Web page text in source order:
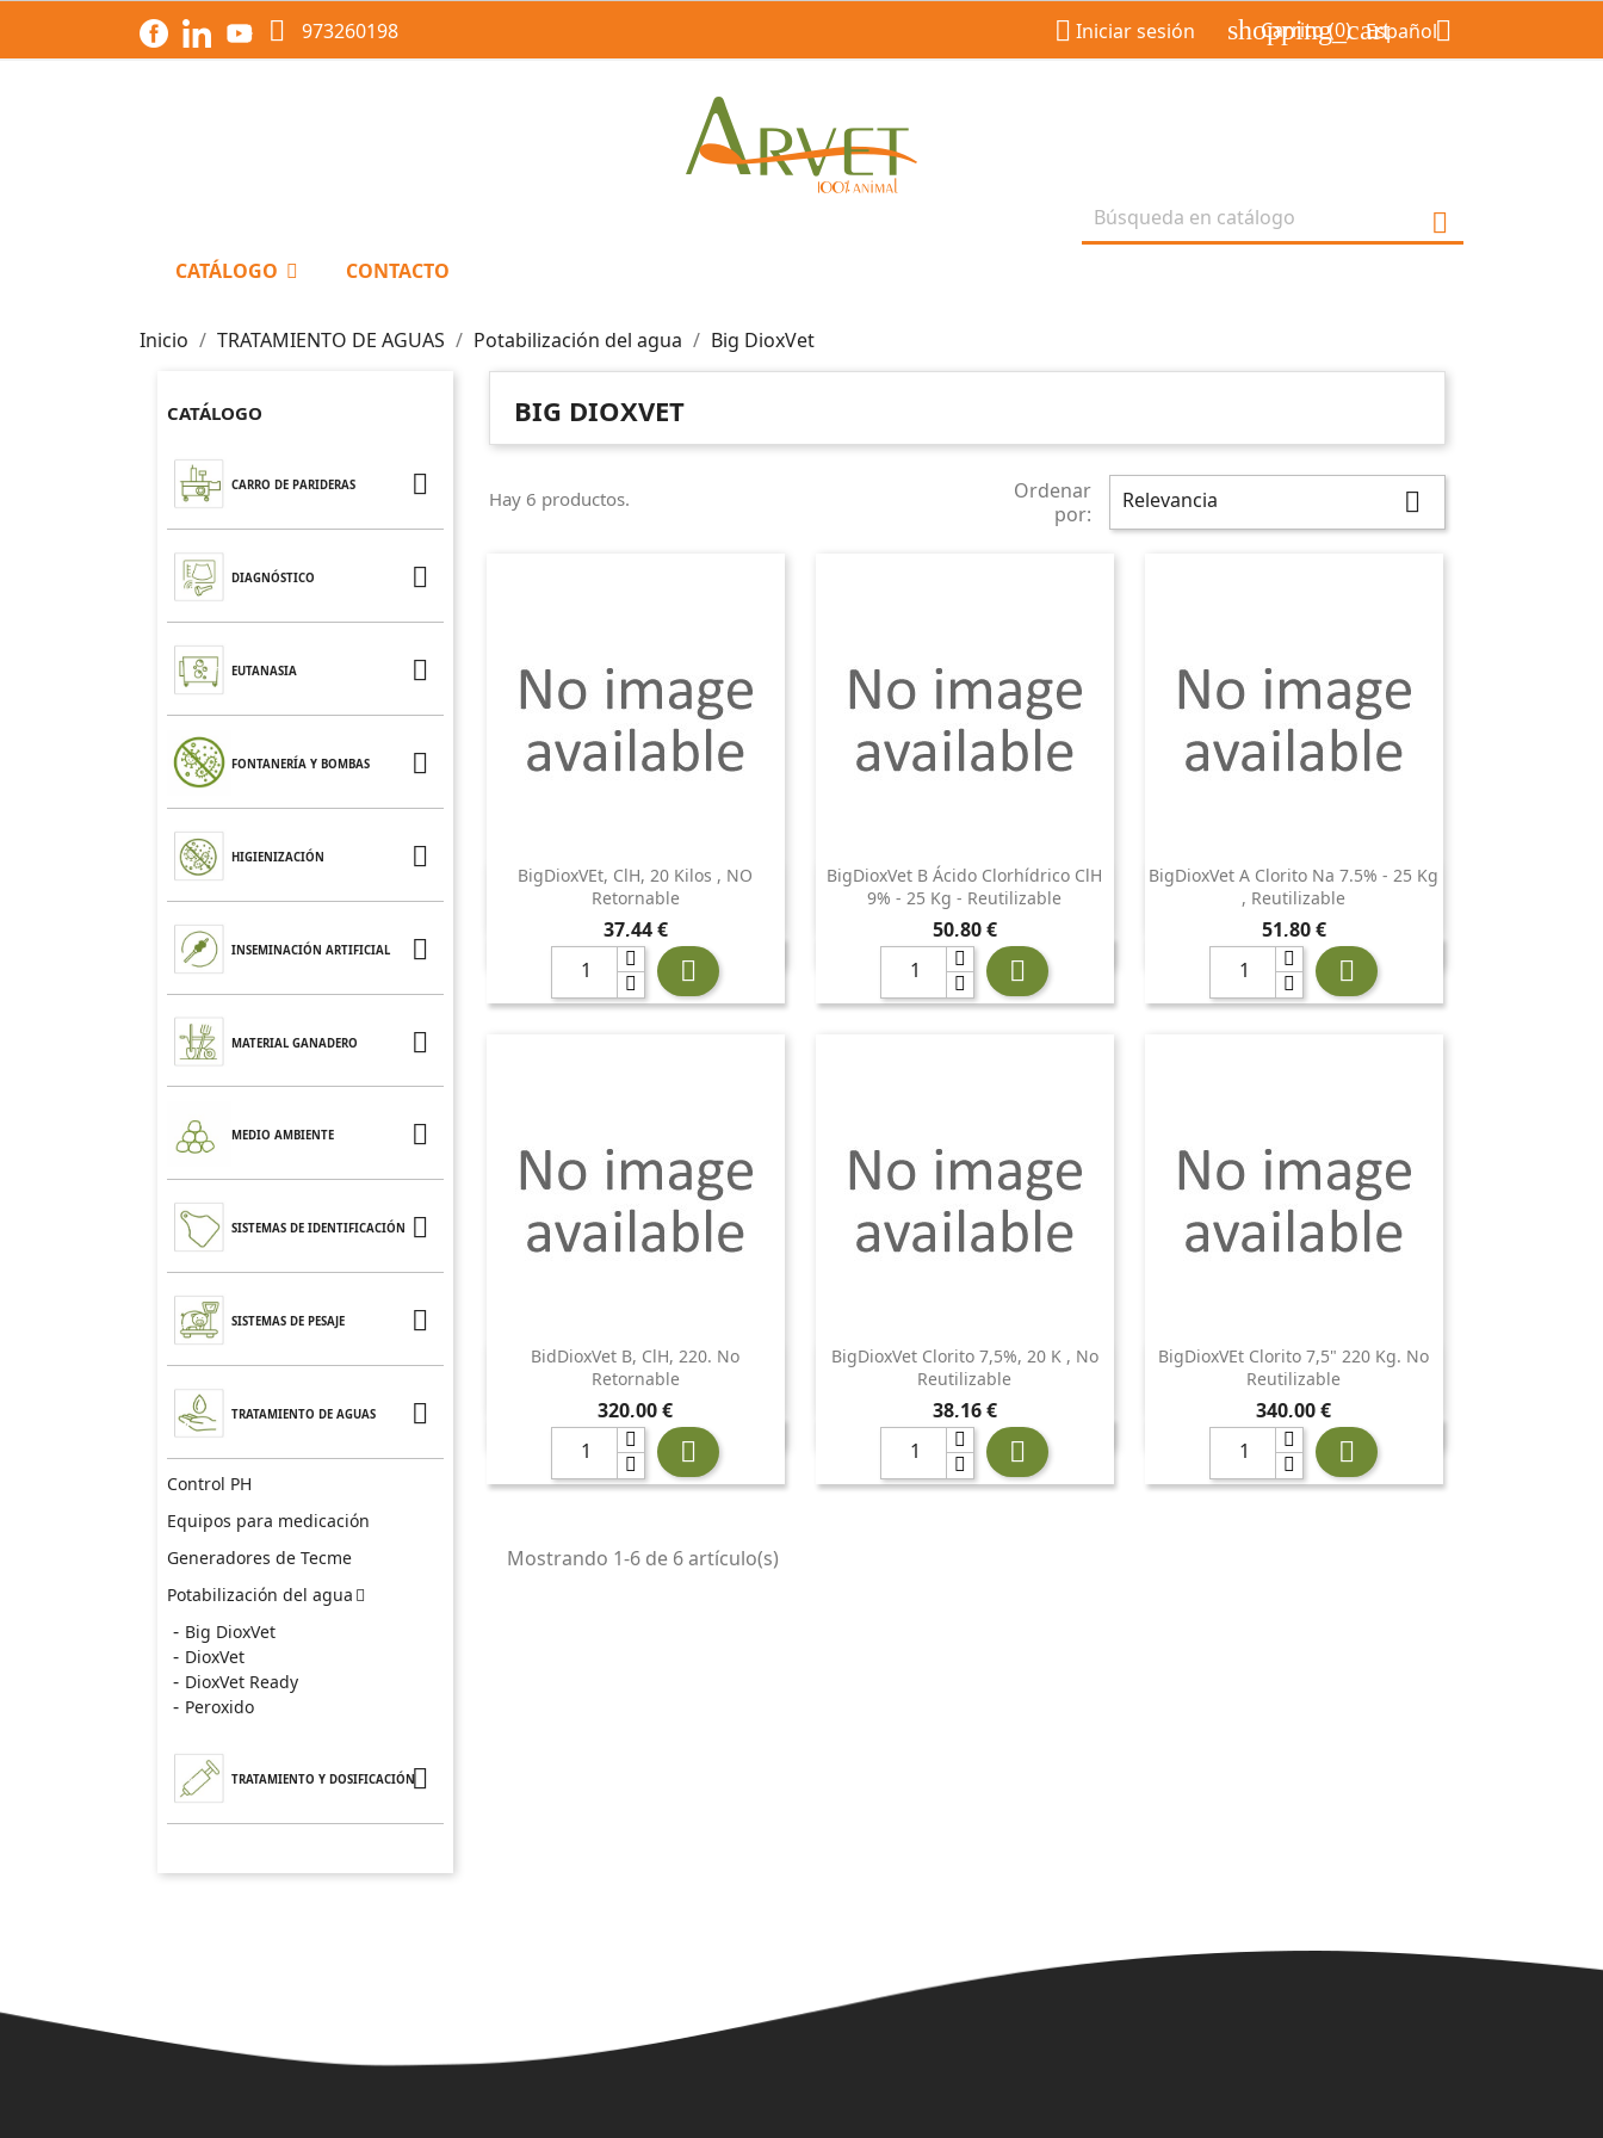
 973260198  Iniciar sesión shopping_cart
Carrito(0) Español

CATÁLOGO CONTACTO
Inicio TRATAMIENTO DE AGUAS Potabilización del agua Big DioxVet
CATÁLOGO
CARRO DE PARIDERAS 
DIAGNÓSTICO 
EUTANASIA 
FONTANERÍA Y BOMBAS 
HIGIENIZACIÓN 
INSEMINACIÓN ARTIFICIAL 
MATERIAL GANADERO 
MEDIO AMBIENTE 
SISTEMAS DE IDENTIFICACIÓN 
SISTEMAS DE PESAJE 
TRATAMIENTO DE AGUAS 
Control PH
Equipos para medicación
Generadores de Tecme
Potabilización del agua 
Big DioxVet
DioxVet
DioxVet Ready
Peroxido
TRATAMIENTO Y DOSIFICACIÓN
BIG DIOXVET
Hay 6 productos.
Ordenar
por:
Relevancia 
BigDioxVEt, ClH, 20 Kilos , NO
Retornable
Precio
37,44 €

 Vista rápida
BigDioxVet B Ácido Clorhídrico ClH
9% - 25 Kg - Reutilizable
Precio
50,80 €

 Vista rápida
BigDioxVet A Clorito Na 7.5% - 25 Kg
, Reutilizable
Precio
51,80 €

 Vista rápida
BidDioxVet B, ClH, 220. No
Retornable
Precio
320,00 €

 Vista rápida
BigDioxVet Clorito 7,5%, 20 K , No
Reutilizable
Precio
38,16 €

 Vista rápida
BigDioxVEt Clorito 7,5" 220 Kg. No
Reutilizable
Precio
340,00 €

 Vista rápida
Mostrando 1-6 de 6 artículo(s)